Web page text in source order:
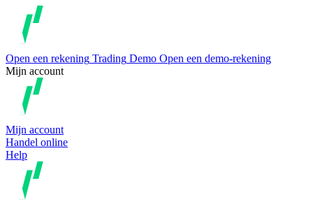
Open een rekening Trading Demo Open een demo-rekening
Mijn account
Mijn account
Handel online
Help